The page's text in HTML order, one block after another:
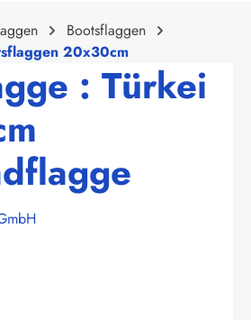
Bootsflaggen
20x30cm
: Türkei